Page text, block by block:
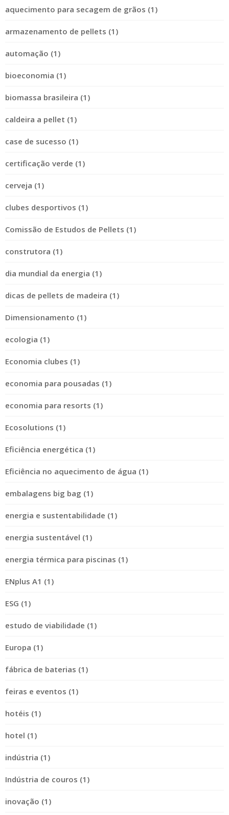
aquecimento para secagem de grãos (1)
armazenamento de pellets (1)
automação (1)
bioeconomia (1)
biomassa brasileira (1)
caldeira a pellet (1)
case de sucesso (1)
certificação verde (1)
cerveja (1)
clubes desportivos (1)
Comissão de Estudos de Pellets (1)
construtora (1)
dia mundial da energia (1)
dicas de pellets de madeira (1)
Dimensionamento (1)
ecologia (1)
Economia clubes (1)
economia para pousadas (1)
economia para resorts (1)
Ecosolutions (1)
Eficiência energética (1)
Eficiência no aquecimento de água (1)
embalagens big bag (1)
energia e sustentabilidade (1)
energia sustentável (1)
energia térmica para piscinas (1)
ENplus A1 (1)
ESG (1)
estudo de viabilidade (1)
Europa (1)
fábrica de baterias (1)
feiras e eventos (1)
hotéis (1)
hotel (1)
indústria (1)
Indústria de couros (1)
inovação (1)